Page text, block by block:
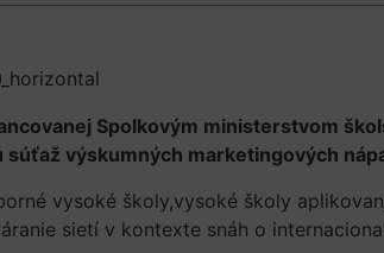
Spolkovým ministerstvom
súťaž výskumných marketingových
vysoké školy,vysoké školy
a vytváranie sietí v